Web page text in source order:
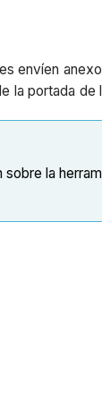
envíen
la portada de
la